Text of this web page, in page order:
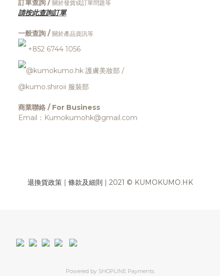
訂單查詢 / 關於發貨或訂單問題等
請按此查詢訂單
一般查詢 / 關於產品資訊等
+852 6744 1056
@kumokumo.hk 護膚美妝部 /
@kumo.shiroii 服裝部
商業聯絡 / For Business
Email：Kumokumohk@gmail.com
退換貨政策| 條款及細則 | 2021 © KUMOKUMO.HK
Powered by SHOPLINE Payments